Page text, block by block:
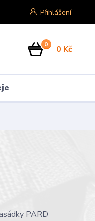
Přihlášení
0 0 Kč
PARD